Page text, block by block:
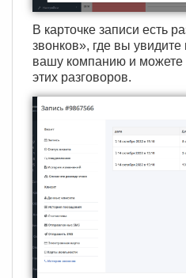
В карточке записи есть
звонков», где вы увидите
вашу компанию и можете
этих разговоров.